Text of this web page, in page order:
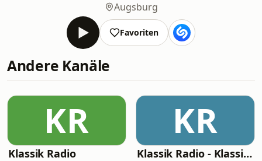
Augsburg
Favoriten
Andere Kanäle
KR
Klassik Radio
KR
Klassik Radio - Klassik Dreams